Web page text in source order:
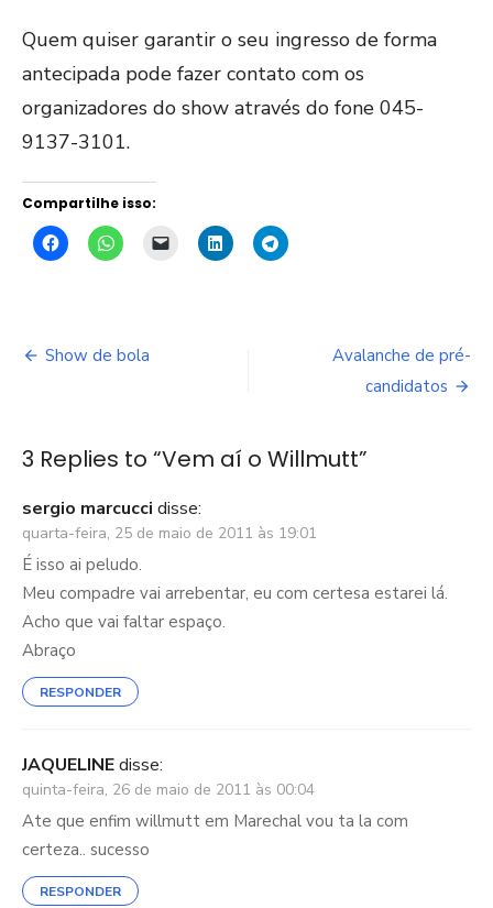
Quem quiser garantir o seu ingresso de forma
antecipada pode fazer contato com os
organizadores do show através do fone 045-
9137-3101.
Compartilhe isso:
Navegação
Show de bola
Avalanche de pré-
candidatos
3 Replies to “Vem aí o Willmutt”
sergio marcucci disse:
quarta-feira, 25 de maio de 2011 às 19:01
É isso ai peludo.
Meu compadre vai arrebentar, eu com certesa estarei lá.
Acho que vai faltar espaço.
Abraço
RESPONDER
JAQUELINEdisse:
quinta-feira, 26 de maio de 2011 às 00:04
Ate que enfim willmutt em Marechal vou ta la com
certeza.. sucesso
RESPONDER